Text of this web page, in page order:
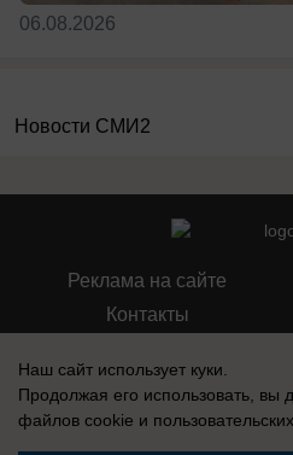
06.08.2026
Новости СМИ2
Реклама на сайте
Контакты
Наш сайт использует куки.
Продолжая его использовать, вы
файлов cookie и